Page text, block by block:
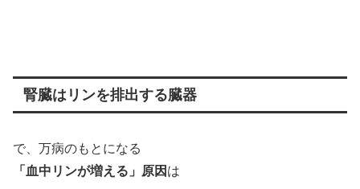
腎臓はリンを排出する臓器
で、万病のもとになる
「血中リンが増える」原因 は